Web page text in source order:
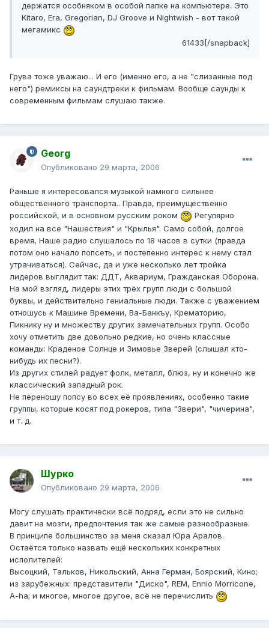
держатся особняком в особой папке на компьютере. Это
Kitaro, Era, Gregorian, DJ Groove и Nightwish - вот такой
мегамикс
61433[/snapback]
Грува тоже уважаю... И его (именно его, а не "слизанные под
него") ремиксы на саундтреки к фильмам. Вообще саунды к
современным фильмам слушаю также.
Georg
Опубликовано 29 марта, 2006
Раньше я интересовался музыкой намного сильнее
общественного транспорта.. Правда, преимущественно
российской, и в основном русским роком
Регулярно
ходил на все "Нашествия" и "Крылья". Само собой, долгое
время, Наше радио слушалось по 18 часов в сутки (правда
потом оно начало попсеть, и постепенно интерес к нему стал
утрачиваться). Сейчас, да и уже несколько лет тройка
лидеров выглядит так: ДДТ, Аквариум, Гражданская Оборона.
На мой взгляд, лидеры этих трёх групп люди с большой
буквы, и действительно гениальные люди. Также с уважением
отношусь к Машине Времени, Ва-Банкъу, Крематорию,
Пикнику ну и множеству других замечательных групп. Особо
хочу отметить две довольно редкие, но очень классные
команды: Краденое Солнце и Зимовье Зверей (слышал кто-
нибудь их песни?).
Из других стилей радует фолк, металл, блюз, ну и конечно же
классический западный рок.
Не переношу попсу во всех её проявлениях, особенно такие
группы, которые косят под рокеров, типа "Звери", "чичерина",
и т. д.
Шурко
Опубликовано 29 марта, 2006
Могу слушать практически всё подряд, если это не сильно
давит на мозги, предпочтения так же самые разнообразные.
В принципе большинство за меня сказал Юра Аралов.
Остаётся только назвать ещё нескольких конкретных
исполителей:
Высоцкий, Тальков, Никольский, Анна Герман, Боярский, Кино;
из зарубежных: представители "Диско", REM, Ennio Morricone,
A-ha; и многое, многое другое, всё не перечислить